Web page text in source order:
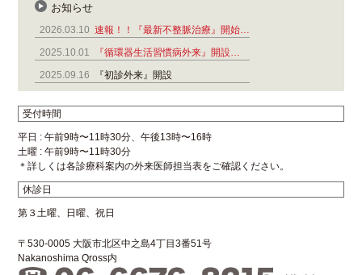
お知らせ
2026.03.10 速報！！『最新不整脈治療』開始…
2025.10.01
『循環器生活習慣病外来』開設…
2025.09.16
『初診外来』開設
受付時間
平日 : 午前9時〜11時30分、午後13時〜16時
土曜 : 午前9時〜11時30分
＊詳しくは各診療科案内の外来医師担当表をご確認ください。
休診日
第３土曜、日曜、祝日
〒530-0005 大阪市北区中之島4丁目3番51号
Nakanoshima Qross内